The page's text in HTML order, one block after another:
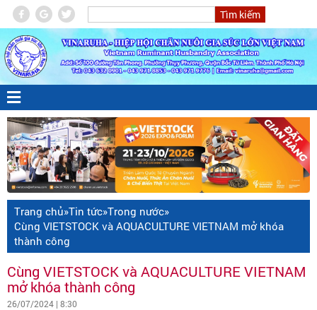
Trang chủ»Tin tức»Trong nước»
Cùng VIETSTOCK và AQUACULTURE VIETNAM mở khóa
thành công
Cùng VIETSTOCK và AQUACULTURE VIETNAM
mở khóa thành công
26/07/2024 | 8:30